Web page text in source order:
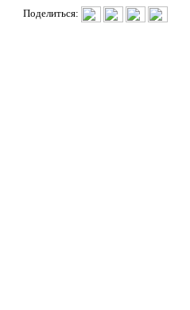
Поделиться: